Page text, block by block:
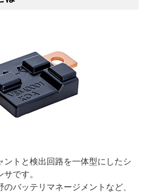
トと検出回路を一体型にしたシ
です。
バッテリマネージメントなど、